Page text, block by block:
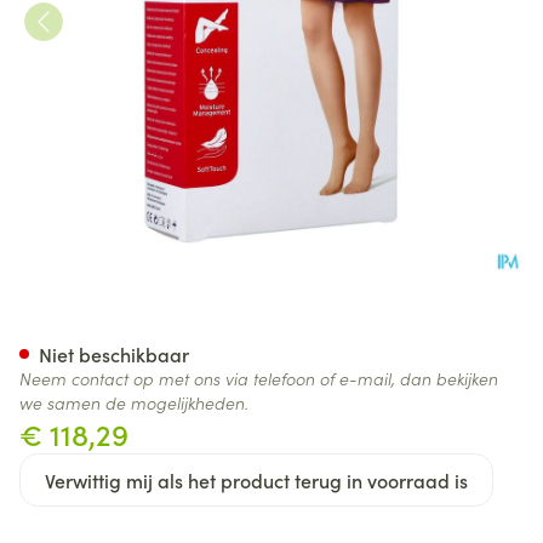
€ 118,29
Verwittig mij als het product terug in voorraad is
Niet beschikbaar
Neem contact op met ons via telefoon of e-mail, dan bekijken
we samen de mogelijkheden.